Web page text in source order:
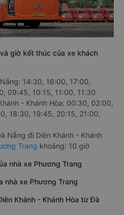
giờ kết thúc của xe khách
14:30, 16:00, 17:00,
09:45, 10:15, 11:00, 11:30
- Khánh Hòa: 00:30, 02:00,
18:30, 19:45, 20:15, 21:00,
Nẵng đi Diên Khánh - Khánh
Trang khoảng: 10 giờ
nhà xe Phương Trang
nhà xe Phương Trang
Khánh - Khánh Hòa từ Đà